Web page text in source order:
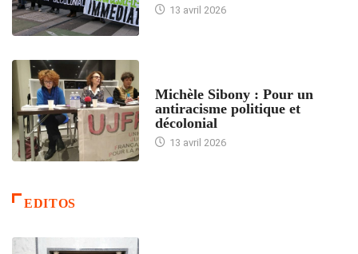
13 avril 2026
Michèle Sibony : Pour un
antiracisme politique et
décolonial
13 avril 2026
EDITOS